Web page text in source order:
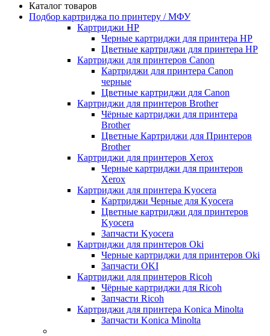
Каталог товаров
Подбор картриджа по принтеру / МФУ
Картриджи HP
Черные картриджи для принтера HP
Цветные картриджи для принтера HP
Картриджи для принтеров Сanon
Картриджи для принтера Сanon
черные
Цветные картриджи для Сanon
Картриджи для принтеров Brother
Чёрные картриджи для принтера
Brother
Цветные Картриджи для Принтеров
Brother
Картриджи для принтеров Xerox
Черные картриджи для принтеров
Xerox
Картриджи для принтера Kyocera
Картриджи Черные для Kyocera
Цветные картриджи для принтеров
Kyocera
Запчасти Kyocera
Картриджи для принтеров Oki
Черные картриджи для принтеров Oki
Запчасти OKI
Картриджи для принтеров Ricoh
Чёрные картриджи для Ricoh
Запчасти Ricoh
Картриджи для принтера Konica Minolta
Запчасти Koniсa Minolta